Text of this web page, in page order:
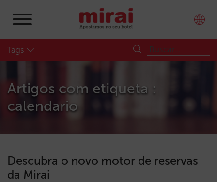
Tags
Artigos com etiqueta :
calendario
Descubra o novo motor de reservas
da Mirai